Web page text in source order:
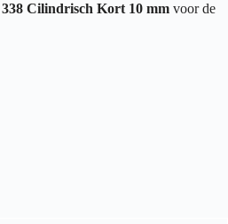
Cilindrisch Kort 10 mm voor de